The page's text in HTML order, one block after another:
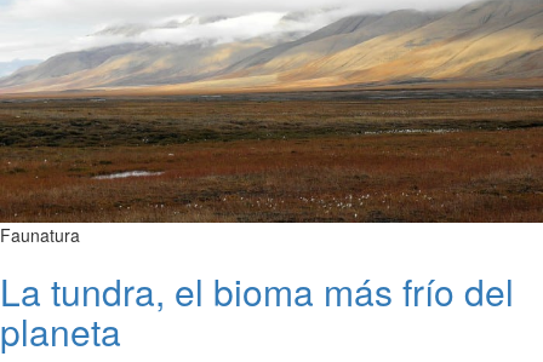
Faunatura
La tundra, el bioma más frío del
planeta